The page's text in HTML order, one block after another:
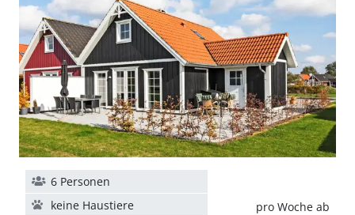
pro Woche ab
6 Personen
keine Haustiere